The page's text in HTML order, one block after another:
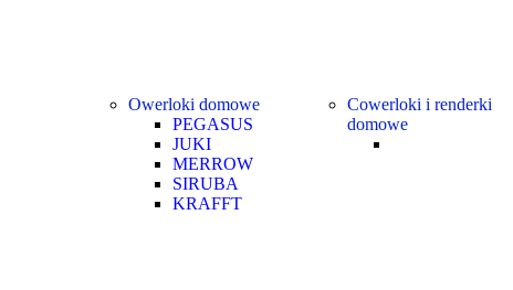
Owerloki domowe
PEGASUS
JUKI
MERROW
SIRUBA
KRAFFT
Cowerloki i renderki
domowe